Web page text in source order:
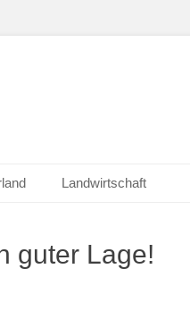
Landwirtschaft
guter Lage!